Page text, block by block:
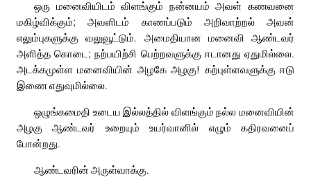
ஒரு மனைவியிடம் விளங்கும் நன்னயம் அவள் கணவனை
மகிழ்விக்கும்; அவளிடம் காணப்படும் அறிவாற்றல் அவன்
எலும்புகளுக்கு வலுவூட்டும். அமைதியான மனைவி ஆண்டவர்
அளித்த கொடை; நற்பயிற்சி பெற்றவளுக்கு ஈடானது ஏதுமில்லை.
அடக்கமுள்ள மனைவியின் அழகே அழகு! கற்புள்ளவளுக்கு ஈடு
இணை எதுவுமில்லை.
ஒழுங்கமைதி உடைய இல்லத்தில் விளங்கும் நல்ல மனைவியின்
அழகு ஆண்டவர் உறையும் உயர்வானில் எழும் கதிரவனைப்
போன்றது.
ஆண்டவரின் அருள்வாக்கு.